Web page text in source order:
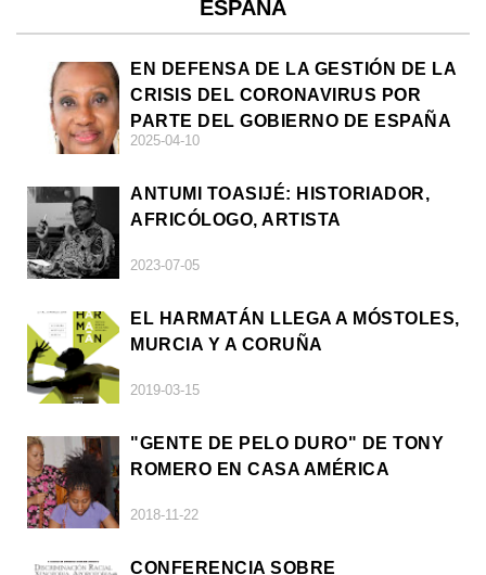
ESPAÑA
EN DEFENSA DE LA GESTIÓN DE LA
CRISIS DEL CORONAVIRUS POR
PARTE DEL GOBIERNO DE ESPAÑA
2025-04-10
ANTUMI TOASIJÉ: HISTORIADOR,
AFRICÓLOGO, ARTISTA
2023-07-05
EL HARMATÁN LLEGA A MÓSTOLES,
MURCIA Y A CORUÑA
2019-03-15
"GENTE DE PELO DURO" DE TONY
ROMERO EN CASA AMÉRICA
2018-11-22
CONFERENCIA SOBRE